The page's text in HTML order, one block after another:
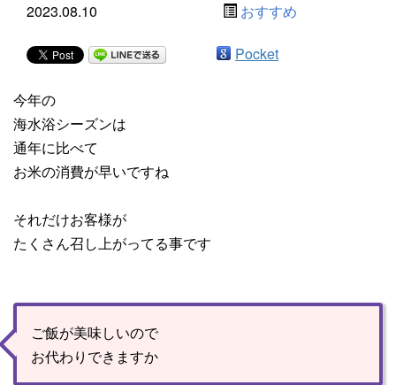
2023.08.10 おすすめ
Pocket
今年の
海水浴シーズンは
通年に比べて
お米の消費が早いですね
それだけお客様が
たくさん召し上がってる事です
ご飯が美味しいので
お代わりできますか